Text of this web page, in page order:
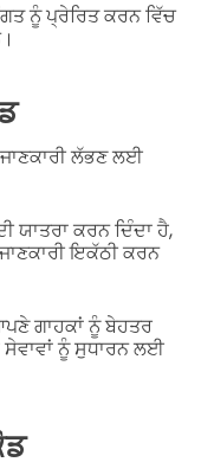
ਨੂੰ ਪ੍ਰੇਰਿਤ ਕਰਨ ਵਿੱਚ
ਲੱਭਣ ਲਈ
ਯਾਤਰਾ ਕਰਨ ਦਿੰਦਾ ਹੈ,
ਇਕੱਠੀ ਕਰਨ
ਗਾਹਕਾਂ ਨੂੰ ਬੇਹਤਰ
ਨੂੰ ਸੁਧਾਰਨ ਲਈ